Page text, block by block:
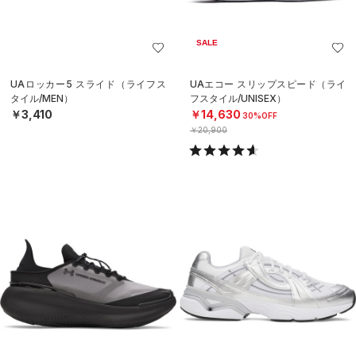
UAロッカー5 スライド（ライフス
タイル/MEN）
￥3,410
SALE
UAエコー スリップスピード（ライ
フスタイル/UNISEX）
￥14,630 30%OFF
￥20,900